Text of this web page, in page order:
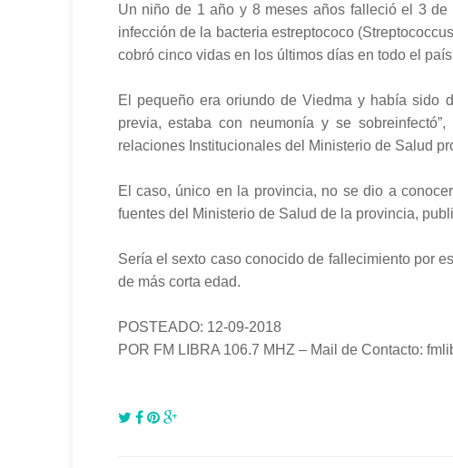
Un niño de 1 año y 8 meses años falleció el 3
infección de la bacteria estreptococo
cobró cinco vidas en los últimos días en todo el
El pequeño era oriundo de Viedma y había sido
previa, estaba con neumonía y se
relaciones Institucionales del Ministerio de Salud
El caso, único en la provincia, no se dio a
fuentes del Ministerio de Salud de la provincia,
Sería el sexto caso conocido de fallecimiento por
de más corta edad.
POSTEADO: 12-09-2018
POR FM LIBRA 106.7 MHZ – Mail de Contacto: